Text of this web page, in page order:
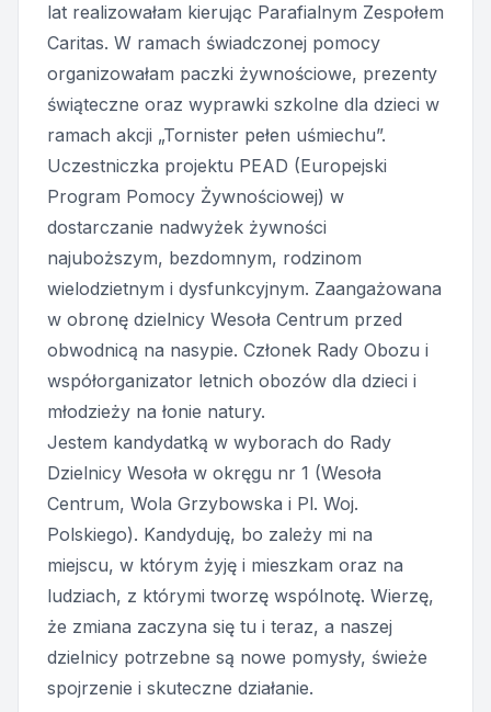
lat realizowałam kierując Parafialnym Zespołem
Caritas. W ramach świadczonej pomocy
organizowałam paczki żywnościowe, prezenty
świąteczne oraz wyprawki szkolne dla dzieci w
ramach akcji „Tornister pełen uśmiechu”.
Uczestniczka projektu PEAD (Europejski
Program Pomocy Żywnościowej) w
dostarczanie nadwyżek żywności
najuboższym, bezdomnym, rodzinom
wielodzietnym i dysfunkcyjnym. Zaangażowana
w obronę dzielnicy Wesoła Centrum przed
obwodnicą na nasypie. Członek Rady Obozu i
współorganizator letnich obozów dla dzieci i
młodzieży na łonie natury.
Jestem kandydatką w wyborach do Rady
Dzielnicy Wesoła w okręgu nr 1 (Wesoła
Centrum, Wola Grzybowska i Pl. Woj.
Polskiego). Kandyduję, bo zależy mi na
miejscu, w którym żyję i mieszkam oraz na
ludziach, z którymi tworzę wspólnotę. Wierzę,
że zmiana zaczyna się tu i teraz, a naszej
dzielnicy potrzebne są nowe pomysły, świeże
spojrzenie i skuteczne działanie.